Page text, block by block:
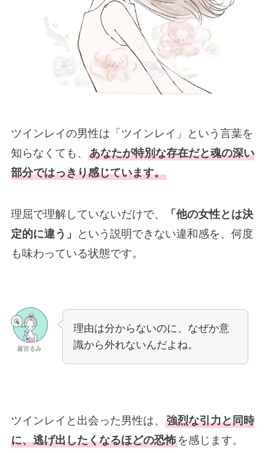
ツインレイの男性は「ツインレイ」という言葉を
知らなくても、 あなたが特別な存在だと魂の深い
部分ではっきり感じています。
理屈で理解していないだけで、
「他の女性とは決
定的に違う」
という説明できない違和感を、何度
も味わっている状態です。
藤宮るみ
理由は分からないのに、なぜか意
識から外れないんだよね。
ツインレイと出会った男性は、 強烈な引力と同時
に、逃げ出したくなるほどの恐怖を感じます。